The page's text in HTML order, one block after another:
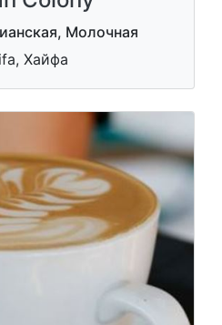
Молочная
Хайфа